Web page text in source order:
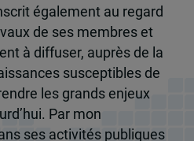
également au regard
de ses membres et
à diffuser, auprès de la
susceptibles de
les grands enjeux
Par mon
ses activités publiques